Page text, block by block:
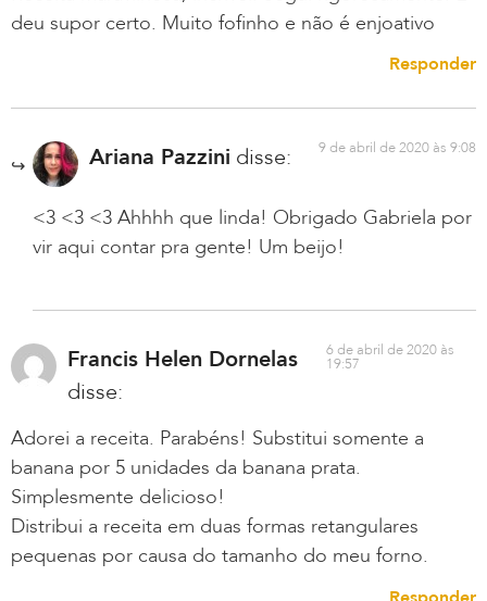
deu supor certo. Muito fofinho e não é enjoativo
Responder
Ariana Pazzini disse: 9 de abril de 2020 às 9:08
<3 <3 <3 Ahhhh que linda! Obrigado Gabriela por
vir aqui contar pra gente! Um beijo!
Francis Helen Dornelas
disse:
6 de abril de 2020 às
19:57
Adorei a receita. Parabéns! Substitui somente a
banana por 5 unidades da banana prata.
Simplesmente delicioso!
Distribui a receita em duas formas retangulares
pequenas por causa do tamanho do meu forno.